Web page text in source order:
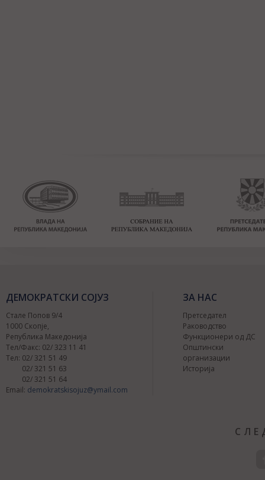
ДЕМОКРАТСКИ СОЈУЗ
Стале Попов 9/4
1000 Скопје,
Република Македонија
Тел/Факс: 02/ 323 11 41
Тел: 02/ 321 51 49
02/ 321 51 63
02/ 321 51 64
Email: demokratskisojuz@ymail.com
ЗА НАС
Претседател
Раководство
Функционери од ДС
Општински
организации
Историја